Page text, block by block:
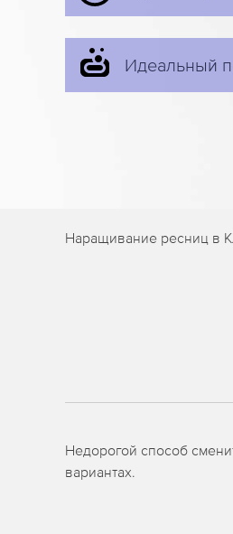
Идеальный
Наращивание ресниц в
Недорогой способ
вариантах.